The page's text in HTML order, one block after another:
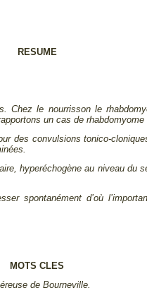
RESUME
Chez le nourrisson le
un cas de rhabdomyome
des convulsions tonico-
hyperéchogène au niveau du
spontanément d’où
MOTS CLES
de Bourneville.